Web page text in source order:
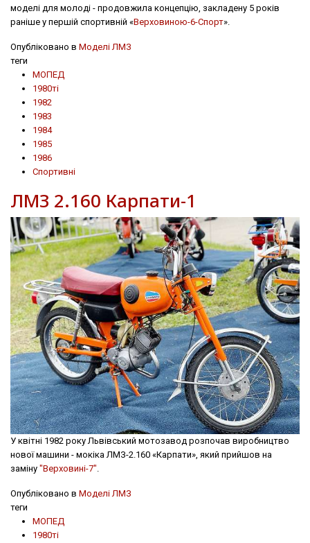
моделі для молоді - продовжила концепцію, закладену 5 років
раніше у першій спортивній «Верховиною-6-Спорт».
Опубліковано в Моделі ЛМЗ
теги
МОПЕД
1980ті
1982
1983
1984
1985
1986
Спортивні
ЛМЗ 2.160 Карпати-1
У квітні 1982 року Львівський мотозавод розпочав виробництво
нової машини - мокіка ЛМЗ-2.160 «Карпати», який прийшов на
заміну "Верховині-7".
Опубліковано в Моделі ЛМЗ
теги
МОПЕД
1980ті